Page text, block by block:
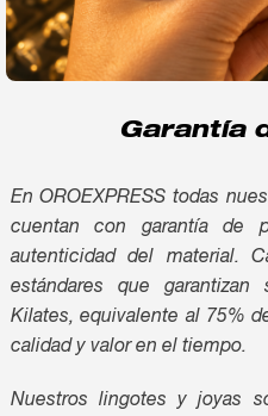
Inversión
Garantía
En OROEXPRESS todas
cuentan con garantía de
autenticidad del material.
estándares que
Kilates, equivalente al 75%
calidad y valor en el tiempo.
Nuestros lingotes y joyas